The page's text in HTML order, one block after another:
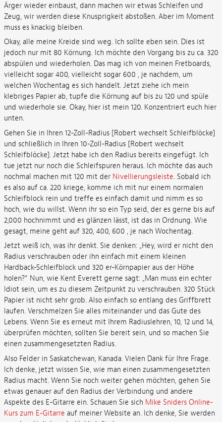
Ärger wieder einbaust, dann machen wir etwas Schleifen und
Zeug, wir werden diese Knusprigkeit abstoßen. Aber im Moment
muss es knackig bleiben.
Okay, alle meine Kreide sind weg. Ich sollte eben sein. Dies ist
jedoch nur mit 80 Körnung. Ich möchte den Vorgang bis zu ca. 320
abspülen und wiederholen. Das mag ich von meinen Fretboards,
vielleicht sogar 400, vielleicht sogar 600 , je nachdem, um
welchen Wochentag es sich handelt. Jetzt ziehe ich mein
klebriges Papier ab, tupfe die Körnung auf bis zu 120 und spüle
und wiederhole sie. Okay, hier ist mein 120. Konzentriert euch hier
unten.
Gehen Sie in Ihren 12-Zoll-Radius [Robert wechselt Schleifblöcke]
und schließlich in Ihren 10-Zoll-Radius [Robert wechselt
Schleifblöcke]. Jetzt habe ich den Radius bereits eingefügt. Ich
tue jetzt nur noch die Schleifspuren heraus. Ich möchte das auch
nochmal machen mit 120 mit der Nivellierungsleiste. Sobald ich
es also auf ca. 220 kriege, komme ich mit nur einem normalen
Schleifblock rein und treffe es einfach damit und nimm es so
hoch, wie du willst. Wenn ihr so ein Typ seid, der es gerne bis auf
2,000 hochnimmt und es glänzen lässt, ist das in Ordnung. Wie
gesagt, meine geht auf 320, 400, 600 , je nach Wochentag.
Jetzt weiß ich, was ihr denkt. Sie denken: „Hey, wird er nicht den
Radius verschrauben oder ihn einfach mit einem kleinen
Hardback-Schleifblock und 320 er-Körnpapier aus der Höhe
holen?“ Nun, wie Kent Everett gerne sagt: „Man muss ein echter
Idiot sein, um es zu diesem Zeitpunkt zu verschrauben. 320 Stück
Papier ist nicht sehr grob. Also einfach so entlang des Griffbrett
laufen. Verschmelzen Sie alles miteinander und das Gute des
Lebens. Wenn Sie es erneut mit Ihrem Radiuslehren, 10, 12 und 14,
überprüfen möchten, sollten Sie bereit sein, und so machen Sie
einen zusammengesetzten Radius.
Also Felder in Saskatchewan, Kanada. Vielen Dank für Ihre Frage.
Ich denke, jetzt wissen Sie, wie man einen zusammengesetzten
Radius macht. Wenn Sie noch weiter gehen möchten, gehen Sie
etwas genauer auf den Radius der Verbindung und andere
Aspekte des E-Gitarre ein. Schauen Sie sich Mike Sniders Online-
Kurs zum E-Gitarre auf meiner Website an. Ich denke, Sie werden